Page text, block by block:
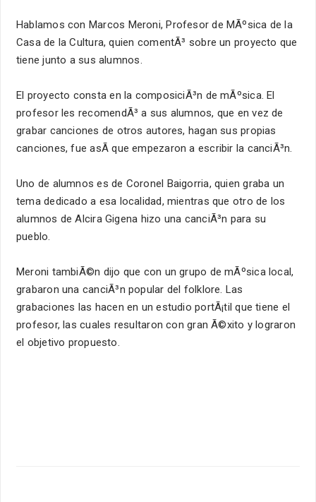
Hablamos con Marcos Meroni, Profesor de MÃºsica de la
Casa de la Cultura, quien comentÃ³ sobre un proyecto que
tiene junto a sus alumnos.
El proyecto consta en la composiciÃ³n de mÃºsica. El
profesor les recomendÃ³ a sus alumnos, que en vez de
grabar canciones de otros autores, hagan sus propias
canciones, fue asÃ­ que empezaron a escribir la canciÃ³n.
Uno de alumnos es de Coronel Baigorria, quien graba un
tema dedicado a esa localidad, mientras que otro de los
alumnos de Alcira Gigena hizo una canciÃ³n para su
pueblo.
Meroni tambiÃ©n dijo que con un grupo de mÃºsica local,
grabaron una canciÃ³n popular del folklore. Las
grabaciones las hacen en un estudio portÃ¡til que tiene el
profesor, las cuales resultaron con gran Ã©xito y lograron
el objetivo propuesto.